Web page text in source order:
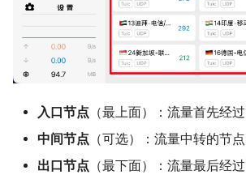
入口节点 （最上面）：流量首先经
中间节点 （可选）：流量中转的节点
出口节点 （最下面）：流量最后经